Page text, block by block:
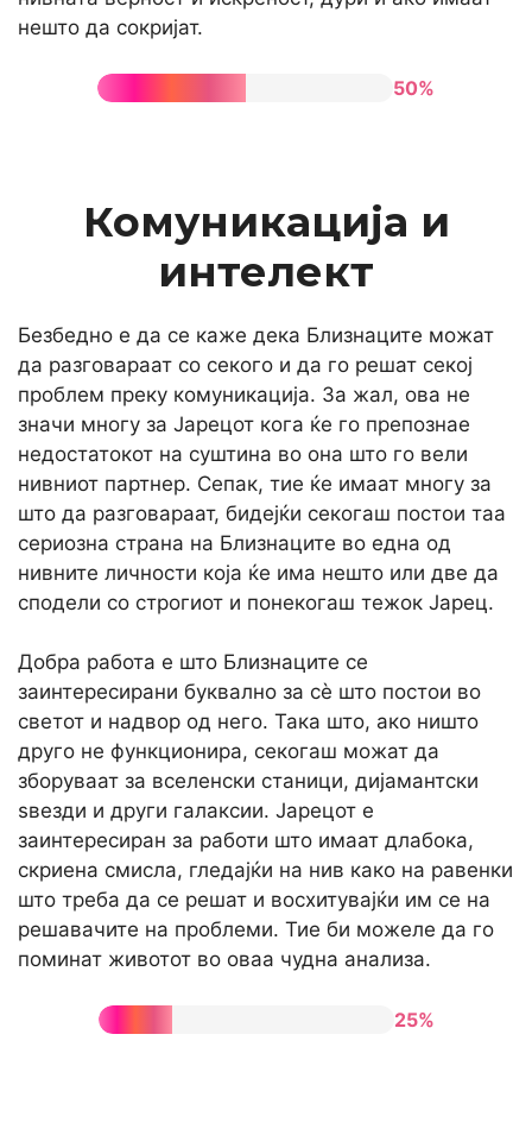
нешто да сокријат.
50%
Комуникација и
интелект
Безбедно е да се каже дека Близнаците можат
да разговараат со секого и да го решат секој
проблем преку комуникација. За жал, ова не
значи многу за Јарецот кога ќе го препознае
недостатокот на суштина во она што го вели
нивниот партнер. Сепак, тие ќе имаат многу за
што да разговараат, бидејќи секогаш постои таа
сериозна страна на Близнаците во една од
нивните личности која ќе има нешто или две да
сподели со строгиот и понекогаш тежок Јарец.
Добра работа е што Близнаците се
заинтересирани буквално за сè што постои во
светот и надвор од него. Така што, ако ништо
друго не функционира, секогаш можат да
зборуваат за вселенски станици, дијамантски
ѕвезди и други галаксии. Јарецот е
заинтересиран за работи што имаат длабока,
скриена смисла, гледајќи на нив како на равенки
што треба да се решат и восхитувајќи им се на
решавачите на проблеми. Тие би можеле да го
поминат животот во оваа чудна анализа.
25%